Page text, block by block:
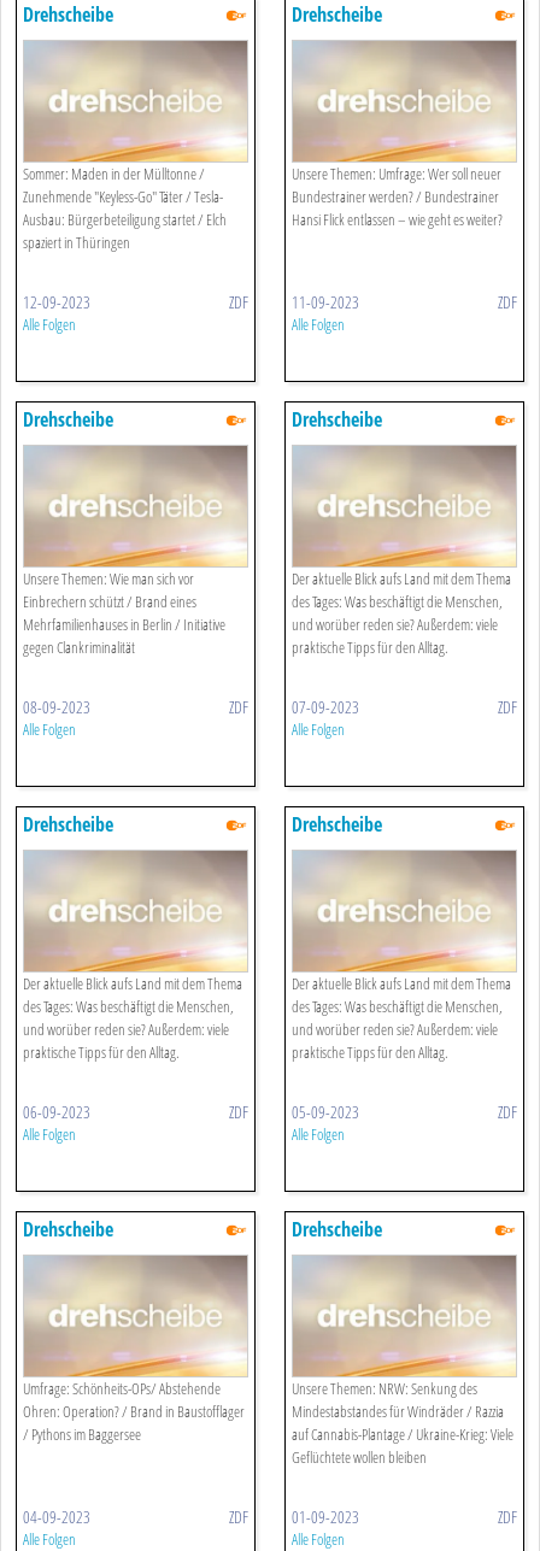
Drehscheibe
Sommer: Maden in der Mülltonne /
Zunehmende "Keyless-Go" Täter / Tesla-
Ausbau: Bürgerbeteiligung startet / Elch
spaziert in Thüringen
12-09-2023 ZDF
Alle Folgen
Drehscheibe
Unsere Themen: Umfrage: Wer soll neuer
Bundestrainer werden? / Bundestrainer
Hansi Flick entlassen – wie geht es weiter?
11-09-2023 ZDF
Alle Folgen
Drehscheibe
Unsere Themen: Wie man sich vor
Einbrechern schützt / Brand eines
Mehrfamilienhauses in Berlin / Initiative
gegen Clankriminalität
08-09-2023 ZDF
Alle Folgen
Drehscheibe
Der aktuelle Blick aufs Land mit dem Thema
des Tages: Was beschäftigt die Menschen,
und worüber reden sie? Außerdem: viele
praktische Tipps für den Alltag.
07-09-2023 ZDF
Alle Folgen
Drehscheibe
Der aktuelle Blick aufs Land mit dem Thema
des Tages: Was beschäftigt die Menschen,
und worüber reden sie? Außerdem: viele
praktische Tipps für den Alltag.
06-09-2023 ZDF
Alle Folgen
Drehscheibe
Der aktuelle Blick aufs Land mit dem Thema
des Tages: Was beschäftigt die Menschen,
und worüber reden sie? Außerdem: viele
praktische Tipps für den Alltag.
05-09-2023 ZDF
Alle Folgen
Drehscheibe
Umfrage: Schönheits-OPs/ Abstehende
Ohren: Operation? / Brand in Baustofflager
/ Pythons im Baggersee
04-09-2023 ZDF
Alle Folgen
Drehscheibe
Unsere Themen: NRW: Senkung des
Mindestabstandes für Windräder / Razzia
auf Cannabis-Plantage / Ukraine-Krieg: Viele
Geflüchtete wollen bleiben
01-09-2023 ZDF
Alle Folgen